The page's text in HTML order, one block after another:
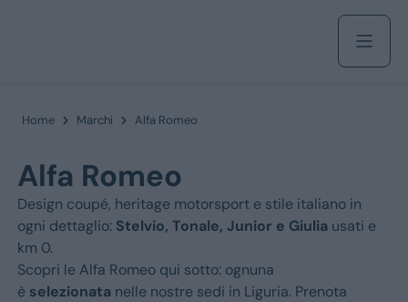
Acquista
Azienda
Servizi
Home Marchi Alfa Romeo
Alfa Romeo
Design coupé, heritage motorsport e stile italiano in
ogni dettaglio: Stelvio, Tonale, Junior e Giuliausati e
km 0.
Scopri le Alfa Romeo qui sotto: ognuna
è selezionatanelle nostre sedi in Liguria. Prenota